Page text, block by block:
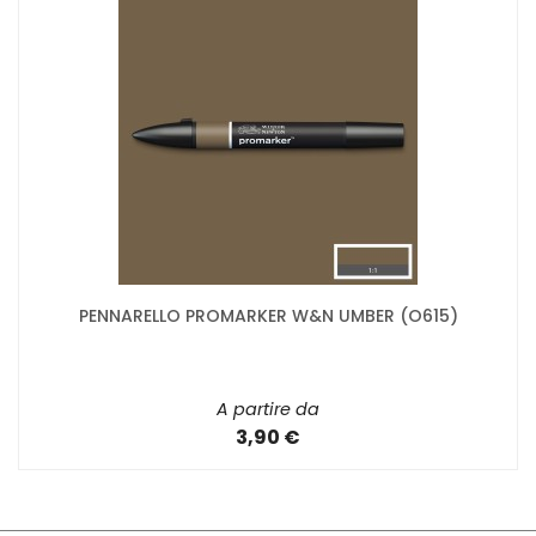
PENNARELLO PROMARKER W&N UMBER (O615)
A partire da
3,90 €